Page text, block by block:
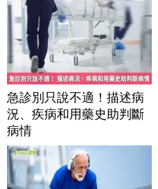
急診別只說不適！描述病
況、疾病和用藥史助判斷
病情